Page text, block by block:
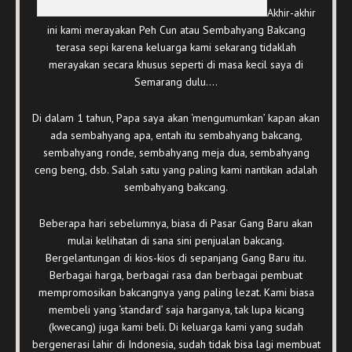
Akhir-akhir
ini kami merayakan Peh Cun atau Sembahyang Bakcang
terasa sepi karena keluarga kami sekarang tidaklah
merayakan secara khusus seperti di masa kecil saya di
Semarang dulu….
Di dalam 1 tahun, Papa saya akan ‘mengumumkan’ kapan akan
ada sembahyang apa, entah itu sembahyang bakcang,
sembahyang ronde, sembahyang meja dua, sembahyang
ceng beng, dsb. Salah satu yang paling kami nantikan adalah
sembahyang bakcang.
Beberapa hari sebelumnya, biasa di Pasar Gang Baru akan
mulai kelihatan di sana sini penjualan bakcang.
Bergelantungan di kios-kios di sepanjang Gang Baru itu.
Berbagai harga, berbagai rasa dan berbagai pembuat
mempromosikan bakcangnya yang paling lezat. Kami biasa
membeli yang ‘standard’ saja harganya, tak lupa kicang
(kwecang) juga kami beli. Di keluarga kami yang sudah
bergenerasi lahir di Indonesia, sudah tidak bisa lagi membuat